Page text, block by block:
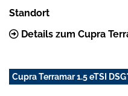
Standort
Details zum Cupra
Cupra Terramar 1.5 eTSI